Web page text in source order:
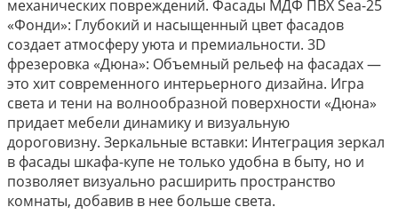
механических повреждений. Фасады МДФ ПВХ Sea-25
«Фонди»: Глубокий и насыщенный цвет фасадов
создает атмосферу уюта и премиальности. 3D
фрезеровка «Дюна»: Объемный рельеф на фасадах —
это хит современного интерьерного дизайна. Игра
света и тени на волнообразной поверхности «Дюна»
придает мебели динамику и визуальную
дороговизну. Зеркальные вставки: Интеграция зеркал
в фасады шкафа-купе не только удобна в быту, но и
позволяет визуально расширить пространство
комнаты, добавив в нее больше света.